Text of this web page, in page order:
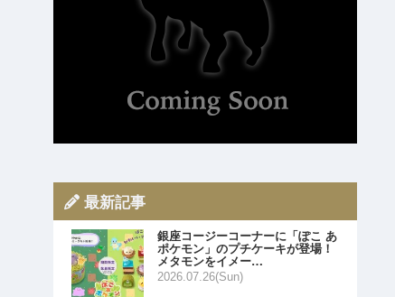
最新記事
銀座コージーコーナーに「ぽこ あ
ポケモン」のプチケーキが登場！
メタモンをイメー…
2026.07.26(Sun)